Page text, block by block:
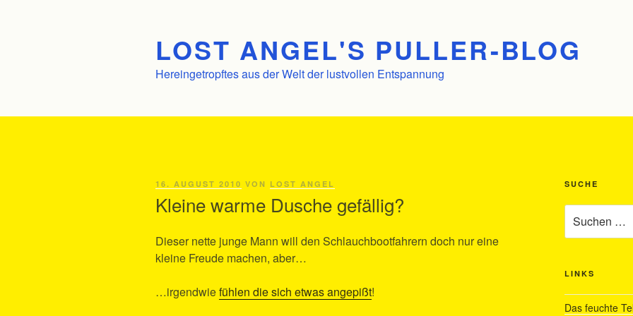
LOST ANGEL'S PULLER-BLOG
Hereingetropftes aus der Welt der lustvollen Entspannung
VERÖFFENTLICHT
16. AUGUST 2010 VON LOST ANGEL
Kleine warme Dusche gefällig?
Dieser nette junge Mann will den Schlauchbootfahrern doch nur eine
kleine Freude machen, aber…
…irgendwiefühlen die sich etwas angepißt!
SUCHE
nach:
LINKS
Das feuchte